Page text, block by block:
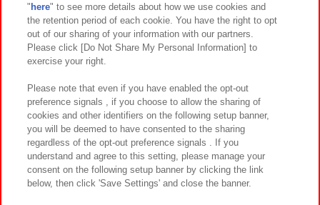
関連会社 サステナビリティ サイトポリシー
プライバシーポリシー ウェブアクセシビリティ方針と検証結果
お取引先さまとともに
カスタマーハラスメント対応方針 よくあるご質問・お問い合わせ
©Bandai Namco Amusement Inc.
" here" to see more details about how we use cookies and
the retention period of each cookie. You have the right to opt
out of our sharing of your information with our partners.
Please click [Do Not Share My Personal Information] to
exercise your right.
Please note that even if you have enabled the opt-out
preference signals , if you choose to allow the sharing of
cookies and other identifiers on the following setup banner,
you will be deemed to have consented to the sharing
regardless of the opt-out preference signals . If you
understand and agree to this setting, please manage your
consent on the following setup banner by clicking the link
below, then click 'Save Settings' and close the banner.